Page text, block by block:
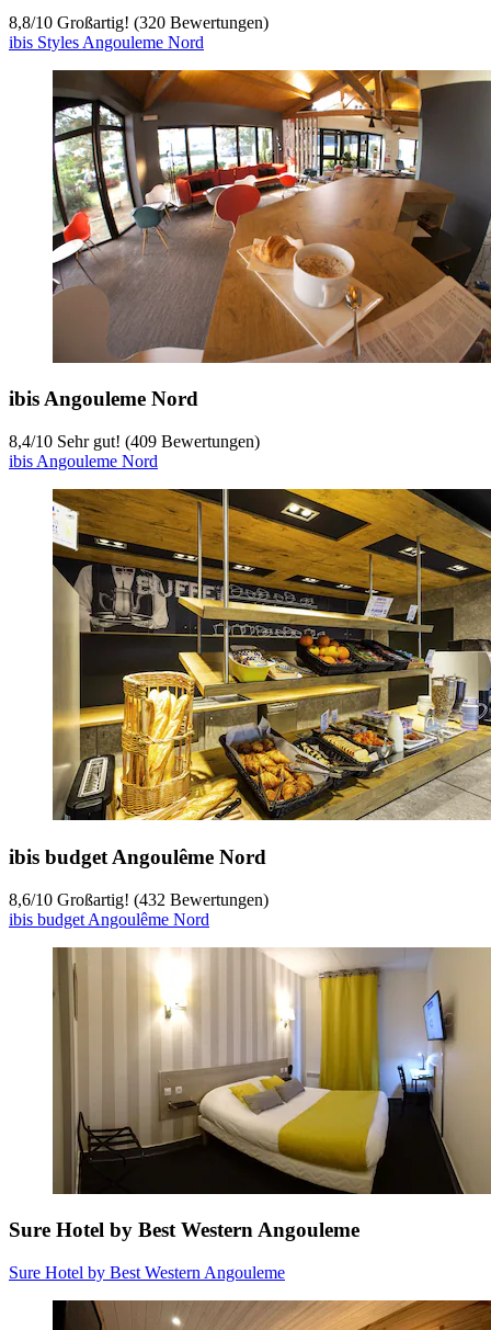
8,8/10 Großartig! (320 Bewertungen)
ibis Styles Angouleme Nord
ibis Angouleme Nord
8,4/10 Sehr gut! (409 Bewertungen)
ibis Angouleme Nord
ibis budget Angoulême Nord
8,6/10 Großartig! (432 Bewertungen)
ibis budget Angoulême Nord
Sure Hotel by Best Western Angouleme
Sure Hotel by Best Western Angouleme